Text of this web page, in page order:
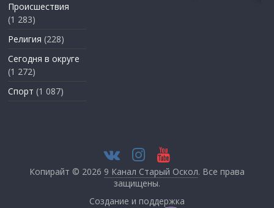
Происшествия
(1 283)
Религия (228)
Сегодня в округе
(1 272)
Спорт (1 087)
Копирайт © 2026 9 Канал Старый Оскол. Все права
защищены.
Создание и поддержка